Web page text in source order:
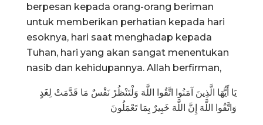
berpesan kepada orang-orang beriman
untuk memberikan perhatian kepada hari
esoknya, hari saat menghadap kepada
Tuhan, hari yang akan sangat menentukan
nasib dan kehidupannya. Allah berfirman,
يَا أَيُّهَا الَّذِينَ آمَنُوا اتَّقُوا اللَّهَ وَلْتَنْظُرْ نَفْسٌ مَا قَدَّمَتْ لِغَدٍ
وَاتَّقُوا اللَّهَ إِنَّ اللَّهَ خَبِيرٌ بِمَا تَعْمَلُونَ